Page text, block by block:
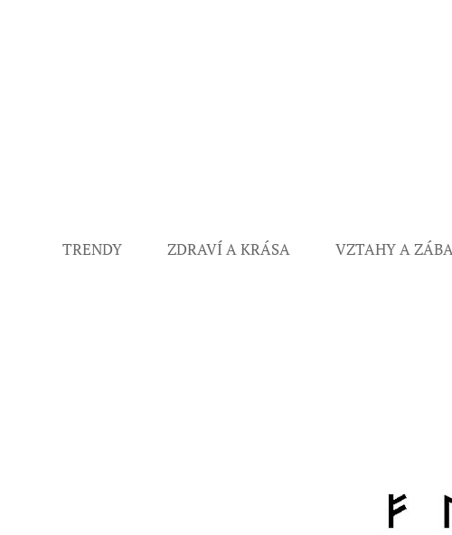
TRENDY ZDRAVÍ A KRÁSA VZTAHY A